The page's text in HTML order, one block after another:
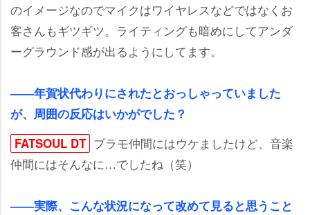
のイメージなのでマイクはワイヤレスなどではなくお
客さんもギツギツ。ライティングも暗めにしてアンダ
ーグラウンド感が出るようにしてます。
――年賀状代わりにされたとおっしゃっていました
が、周囲の反応はいかがでした？
FATSOUL DT プラモ仲間にはウケましたけど、音楽
仲間にはそんなに…でしたね（笑）
――実際、こんな状況になって改めて見ると思うこと